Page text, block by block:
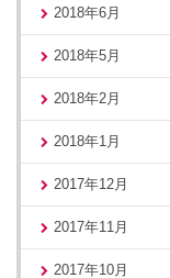
2018年6月
2018年5月
2018年2月
2018年1月
2017年12月
2017年11月
2017年10月